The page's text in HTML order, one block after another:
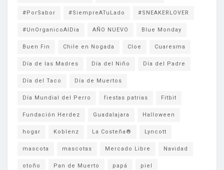
#PorSabor #SiempreATuLado #SNEAKERLOVER
#UnOrganicoAlDia AÑO NUEVO Blue Monday
Buen Fin Chile en Nogada Cloe Cuaresma
Día de las Madres Día del Niño Día del Padre
Día del Taco Día de Muertos
Día Mundial del Perro fiestas patrias Fitbit
Fundación Herdez Guadalajara Halloween
hogar Koblenz La Costeña® Lyncott
mascota mascotas Mercado Libre Navidad
otoño Pan de Muerto papá piel